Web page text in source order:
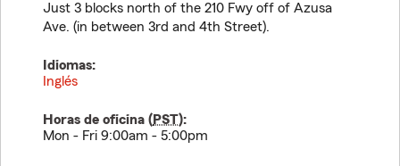
Just 3 blocks north of the 210 Fwy off of Azusa
Ave. (in between 3rd and 4th Street).
Idiomas:
Inglés
Horas de oficina (PST):
Mon - Fri 9:00am - 5:00pm